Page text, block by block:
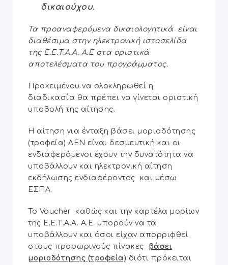
δικαιούχου.
Τα προαναφερόμενα δικαιολογητικά είναι
διαθέσιμα στην ηλεκτρονική ιστοσελίδα
της Ε.Ε.Τ.Α.Α. Α.Ε στα οριστικά
αποτελέσματα του προγράμματος.
Προκειμένου να ολοκληρωθεί η
διαδικασία θα πρέπει να γίνεται οριστική
υποβολή της αίτησης.
Η αίτηση για ένταξη βάσει μοριοδότησης
(τροφεία) ΔΕΝ είναι δεσμευτική και οι
ενδιαφερόμενοι έχουν την δυνατότητα να
υποβάλλουν και ηλεκτρονική αίτηση
εκδήλωσης ενδιαφέροντος και μέσω
ΕΣΠΑ.
Το Voucher καθώς και την καρτέλα μορίων
της Ε.Ε.Τ.Α.Α. Α.Ε. μπορούν να τα
υποβάλλουν και όσοι είχαν απορριφθεί
στους προσωρινούς πίνακες βάσει
μοριοδότησης (τροφεία) διότι πρόκειται